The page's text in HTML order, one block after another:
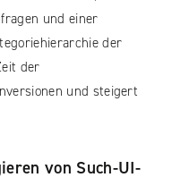
und einer
der
der
und steigert
von Such-UI-